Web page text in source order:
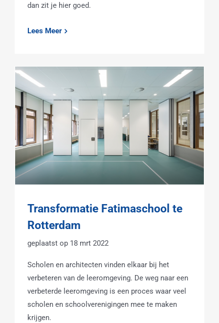
dan zit je hier goed.
Lees Meer
Transformatie Fatimaschool te
Rotterdam
18 mrt 2022
Scholen en architecten vinden elkaar bij het
verbeteren van de leeromgeving. De weg naar een
verbeterde leeromgeving is een proces waar veel
scholen en schoolverenigingen mee te maken
krijgen.